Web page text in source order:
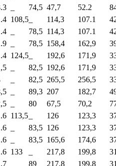
74,5 47,7 52.2
108,5 114,3 107.1
78,5 114,3 107.1
78,5 158,4 162,9
124,5 192,6 171,9
82,5 192,6 171,9
82,5 265,5 256,5
89,3 207 182,7
80 67,5 70,2
113,5 126 123,3
83,5 126 123,3
83,5 165,6 174,6
133 217,8 199,8
89 217,8 199,8